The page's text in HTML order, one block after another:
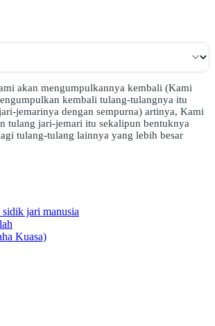
akan mengumpulkannya kembali (Kami
kembali tulang-tulangnya itu
jemarinya dengan sempurna) artinya, Kami
tulang jari-jemari itu sekalipun bentuknya
tulang-tulang lainnya yang lebih besar
jari manusia
Kuasa)